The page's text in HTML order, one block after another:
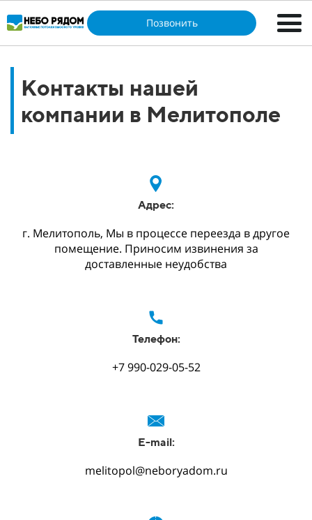
Позвонить
Контакты нашей
компании в Мелитополе
Адрес:
г. Мелитополь, Мы в процессе переезда в другое
помещение. Приносим извинения за
доставленные неудобства
Телефон:
+7 990-029-05-52
E-mail:
melitopol@neboryadom.ru